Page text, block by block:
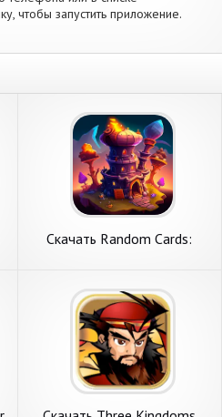
чтобы запустить приложение.
Скачать Random Cards:
Андроид